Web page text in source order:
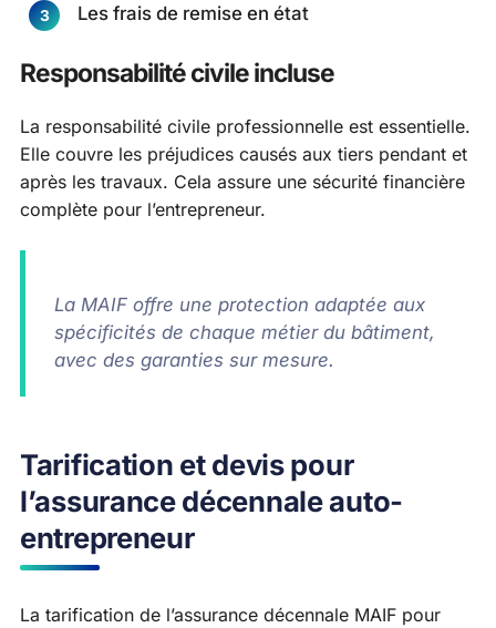
Les frais de remise en état
Responsabilité civile incluse
La responsabilité civile professionnelle est essentielle.
Elle couvre les préjudices causés aux tiers pendant et
après les travaux. Cela assure une sécurité financière
complète pour l’entrepreneur.
La MAIF offre une protection adaptée aux
spécificités de chaque métier du bâtiment,
avec des garanties sur mesure.
Tarification et devis pour
l’assurance décennale auto-
entrepreneur
La tarification de l’assurance décennale MAIF pour